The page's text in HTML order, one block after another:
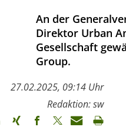
An der
Direktor Urban
Gesellschaft
Group.
27.02.2025, 09:14 Uhr
Redaktion: sw